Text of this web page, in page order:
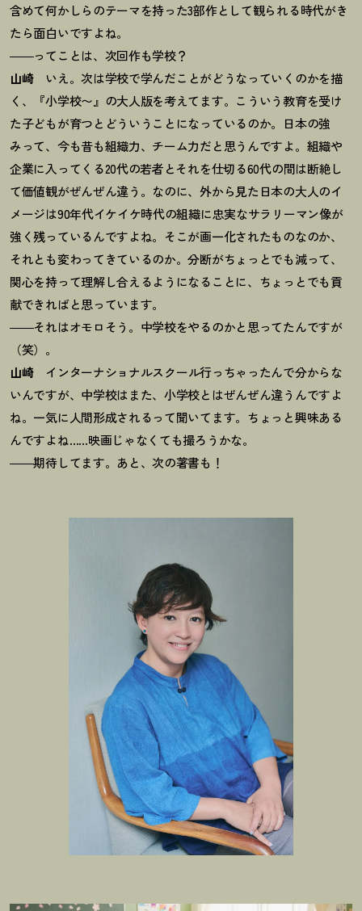
含めて何かしらのテーマを持った3部作として観られる時代がき
たら面白いですよね。
――ってことは、次回作も学校？
山崎いえ。次は学校で学んだことがどうなっていくのかを描
く、『小学校〜』の大人版を考えてます。こういう教育を受け
た子どもが育つとどういうことになっているのか。日本の強
みって、今も昔も組織力、チーム力だと思うんですよ。組織や
企業に入ってくる20代の若者とそれを仕切る60代の間は断絶し
て価値観がぜんぜん違う。なのに、外から見た日本の大人のイ
メージは90年代イケイケ時代の組織に忠実なサラリーマン像が
強く残っているんですよね。そこが画一化されたものなのか、
それとも変わってきているのか。分断がちょっとでも減って、
関心を持って理解し合えるようになることに、ちょっとでも貢
献できればと思っています。
――それはオモロそう。中学校をやるのかと思ってたんですが
（笑）。
山崎インターナショナルスクール行っちゃったんで分からな
いんですが、中学校はまた、小学校とはぜんぜん違うんですよ
ね。一気に人間形成されるって聞いてます。ちょっと興味ある
んですよね……映画じゃなくても撮ろうかな。
――期待してます。あと、次の著書も ！